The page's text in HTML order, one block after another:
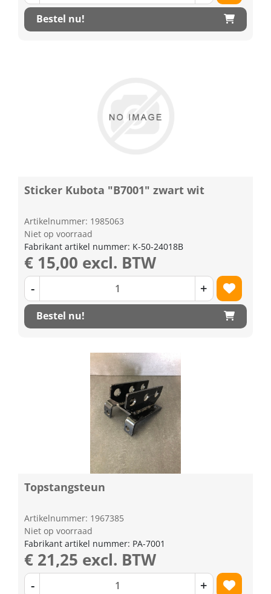
Bestel nu!
Sticker Kubota "B7001" zwart wit
Artikelnummer: 1985063
Niet op voorraad
Fabrikant artikel nummer: K-50-24018B
€ 15,00 excl. BTW
- +
Bestel nu!
Topstangsteun
Artikelnummer: 1967385
Niet op voorraad
Fabrikant artikel nummer: PA-7001
€ 21,25 excl. BTW
- +